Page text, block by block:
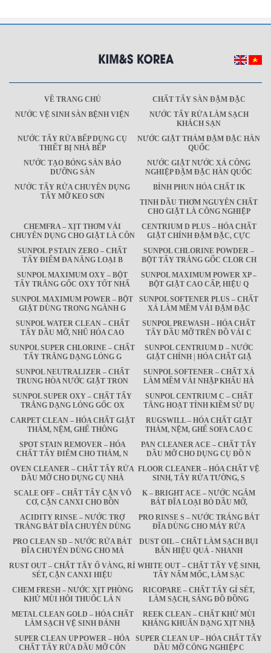
VỀ TRANG CHỦ
CHẤT TẨY SÀN ĐẬM ĐẶC
NƯỚC VỆ SINH SÀN BỆNH VIỆN
NƯỚC TẨY RỬA LÀM SẠCH
KHÁCH SẠN
NƯỚC TẨY RỬA BẾP DỤNG CỤ
THIẾT BỊ NHÀ BẾP
NƯỚC GIẶT THẢM ĐẬM ĐẶC HÀN
QUỐC
NƯỚC TẠO BÓNG SÀN BẢO
DƯỠNG SÀN
NƯỚC GIẶT NƯỚC XẢ CÔNG
NGHIỆP ĐẬM ĐẶC HÀN QUỐC
NƯỚC TẨY RỬA CHUYÊN DỤNG
TẨY MỠ KEO SƠN
BÌNH PHUN HÓA CHẤT IK
TINH DẦU THƠM NGUYÊN CHẤT
CHO GIẶT LÀ CÔNG NGHIỆP
CHEMFRA – XỊT THƠM VẢI
CHUYÊN DỤNG CHO GIẶT LÀ CÔN
CENTRIUM D PLUS – HÓA CHẤT
GIẶT CHÍNH ĐẬM ĐẶC, CỰC
SUNPOL P STAIN ZERO – CHẤT
TẨY ĐIỂM ĐA NĂNG LOẠI B
SUNPOL CHLORINE POWDER –
BỘT TẨY TRẮNG GỐC CLOR CH
SUNPOL MAXIMUM OXY – BỘT
TẨY TRẮNG GỐC OXY TỐT NHẤ
SUNPOL MAXIMUM POWER XP –
BỘT GIẶT CAO CẤP, HIỆU Q
SUNPOL MAXIMUM POWER – BỘT
GIẶT DÙNG TRONG NGÀNH G
SUNPOL SOFTENER PLUS – CHẤT
XẢ LÀM MỀM VẢI ĐẬM ĐẶC
SUNPOL WATER CLEAN – CHẤT
TẨY DẦU MỠ, NHŨ HÓA CAO
SUNPOL PREWASH – HÓA CHẤT
TẨY DẦU MỠ TRÊN ĐỒ VẢI C
SUNPOL SUPER CHLORINE – CHẤT
TẨY TRẮNG DẠNG LỎNG G
SUNPOL CENTRIUM D – NƯỚC
GIẶT CHÍNH | HÓA CHẤT GIẶ
SUNPOL NEUTRALIZER – CHẤT
TRUNG HÒA NƯỚC GIẶT TRON
SUNPOL SOFTENER – CHẤT XẢ
LÀM MỀM VẢI NHẬP KHẨU HÀ
SUNPOL SUPER OXY – CHẤT TẨY
TRẮNG DẠNG LỎNG GỐC OX
SUNPOL CENTRIUM C – CHẤT
TĂNG HOẠT TÍNH KIỀM SỬ DỤ
CARPET CLEAN – HÓA CHẤT GIẶT
THẢM, NỆM, GHẾ THÔNG
RUGSWILL – HÓA CHẤT GIẶT
THẢM, NỆM, GHẾ SOFA CAO C
SPOT STAIN REMOVER – HÓA
CHẤT TẨY ĐIỂM CHO THẢM, N
PAN CLEANER ACE – CHẤT TẨY
DẦU MỠ CHO DỤNG CỤ ĐỒ N
OVEN CLEANER – CHẤT TẨY RỬA
DẦU MỠ CHO DỤNG CỤ NHÀ
FLOOR CLEANER – HÓA CHẤT VỆ
SINH, TẨY RỬA TƯỜNG, S
SCALE OFF – CHẤT TẨY CẶN VÔ
CƠ, CẶN CANXI CHO BỒN
K – BRIGHT ACE – NƯỚC NGÂM
BÁT ĐĨA LOẠI BỎ DẦU MỠ,
ACIDITY RINSE – NƯỚC TRỢ
TRÁNG BÁT ĐĨA CHUYÊN DÙNG
PRO RINSE S – NƯỚC TRÁNG BÁT
ĐĨA DÙNG CHO MÁY RỬA
PRO CLEAN SD – NƯỚC RỬA BÁT
ĐĨA CHUYÊN DÙNG CHO MÁ
DUST OIL – CHẤT LÀM SẠCH BỤI
BẨN HIỆU QUẢ - NHANH
RUST OUT – CHẤT TẨY Ố VÀNG, RỈ
SÉT, CẶN CANXI HIỆU
WHITE OUT – CHẤT TẨY VỆ SINH,
TẨY NẤM MỐC, LÀM SẠC
CHEM FRESH – NƯỚC XỊT PHÒNG
KHỬ MÙI HÔI THUỐC LÁ N
RICOPARE – CHẤT TẨY GỈ SÉT,
LÀM SẠCH, SÁNG ĐỒ ĐỒNG
METAL CLEAN GOLD – HÓA CHẤT
LÀM SẠCH VỆ SINH ĐÁNH
REEK CLEAN – CHẤT KHỬ MÙI
KHÁNG KHUẨN DẠNG XỊT NHẬ
SUPER CLEAN UP POWER – HÓA
CHẤT TẨY RỬA DẦU MỠ CÔN
SUPER CLEAN UP – HÓA CHẤT TẨY
DẦU MỠ CÔNG NGHIỆP C